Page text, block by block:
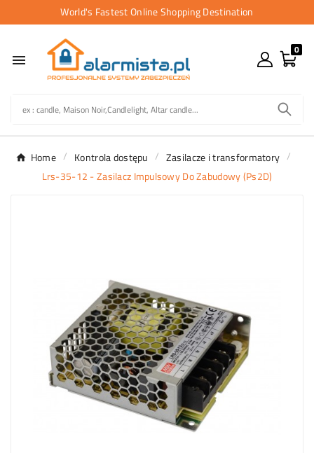
World's Fastest Online Shopping Destination

0
Home Kontrola dostępu
Zasilacze i transformatory
Lrs-35-12 - Zasilacz Impulsowy Do Zabudowy (Ps2D)